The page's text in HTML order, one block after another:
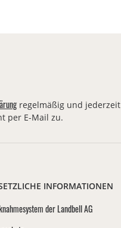
regelmäßig und jederzeit
per E-Mail zu.
INFORMATIONEN
der Landbell AG